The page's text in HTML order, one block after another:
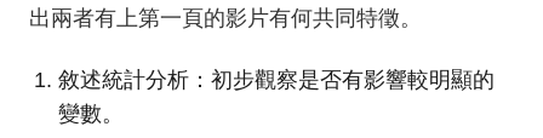
出兩者有上第一頁的影片有何共同特徵。
敘述統計分析：初步觀察是否有影響較明顯的
變數。